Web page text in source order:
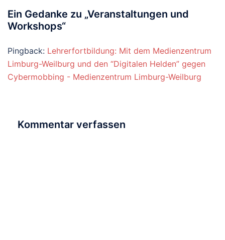
Ein Gedanke zu „Veranstaltungen und
Workshops“
Pingback: Lehrerfortbildung: Mit dem Medienzentrum
Limburg-Weilburg und den “Digitalen Helden” gegen
Cybermobbing - Medienzentrum Limburg-Weilburg
Kommentar verfassen